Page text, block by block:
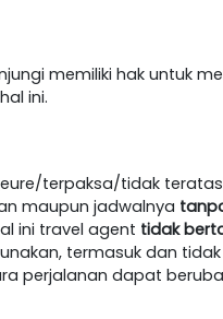
memiliki hak untuk
ini.
terpaksa/tidak
maupun jadwalnya
ini travel agent tidak
termasuk dan
perjalanan dapat